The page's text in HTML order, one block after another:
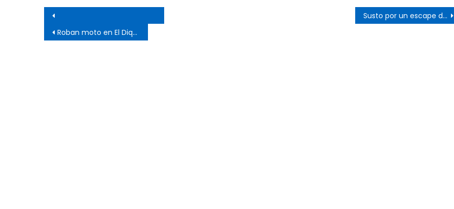
Navegación de entradas
Roban moto en El Dique y los detienen por las Cámaras de Seguridad
Susto por un escape de gas en Punta Lara